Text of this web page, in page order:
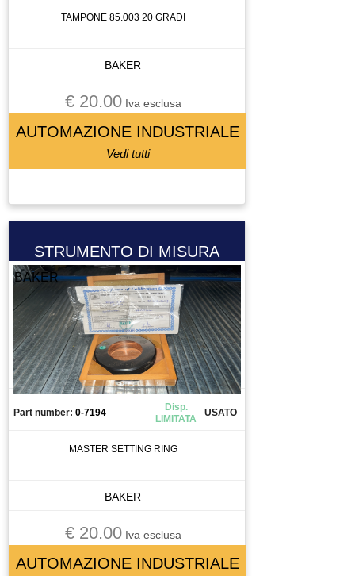
TAMPONE 85.003 20 GRADI
BAKER
€ 20.00Iva esclusa
AUTOMAZIONE INDUSTRIALE
Vedi tutti
STRUMENTO DI MISURA
BAKER
Part number: 0-7194
Disp.
LIMITATA
USATO
MASTER SETTING RING
BAKER
€ 20.00Iva esclusa
AUTOMAZIONE INDUSTRIALE